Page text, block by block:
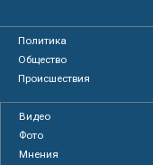
Политика
Общество
Происшествия
Видео
Фото
Мнения